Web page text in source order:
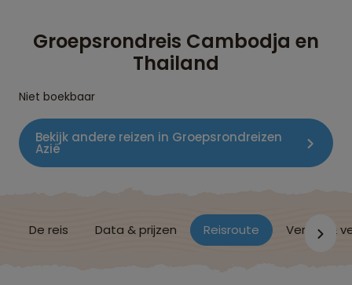
Groepsrondreis Cambodja en
Thailand
Niet boekbaar
Bekijk andere reizen in Groepsrondreizen
Azië
De reis Data & prijzen Reisroute Verblijf &